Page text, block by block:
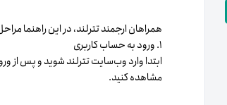
همراهان ارجمند تترلند، در این راهنما
۱. ورود به حساب کاربری
ابتدا وارد وب‌سایت تترلند شوید و پس از
مشاهده کنید.